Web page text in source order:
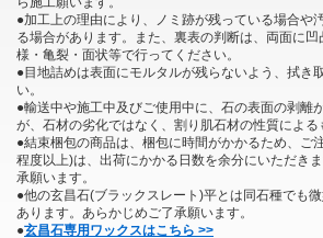
●加工上の理由により、ノミ跡が残っている場合や
る場合があります。また、裏表の判断は、両面に
様・亀裂・面状等で行ってください。
●目地詰めは表面にモルタルが残らないよう、拭き
い。
●輸送中や施工中及びご使用中に、石の表面の剥離
が、石材の劣化ではなく、割り肌石材の性質による
●結束梱包の商品は、梱包に時間がかかるため、ご
程度以上)は、出荷にかかる日数を余分にいただき
承願います。
●他の玄昌石(ブラックスレート)平とは同石種でも
あります。あらかじめご了承願います。
●玄昌石専用ワックスはこちら >>